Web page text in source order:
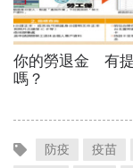
防疫 疫苗